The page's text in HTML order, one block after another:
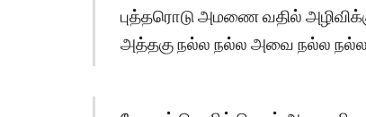
புத்தரொடு அமணை வதில்
அத்தகு நல்ல நல்ல அவை நல்ல நல்ல